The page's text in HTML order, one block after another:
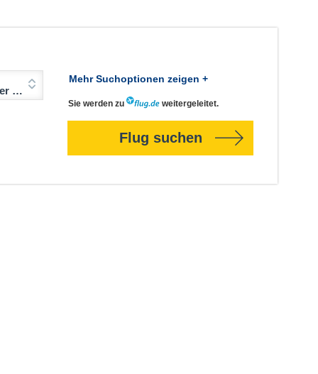
Mehr Suchoptionen zeigen +
Sie werden zu weitergeleitet.
Flug suchen